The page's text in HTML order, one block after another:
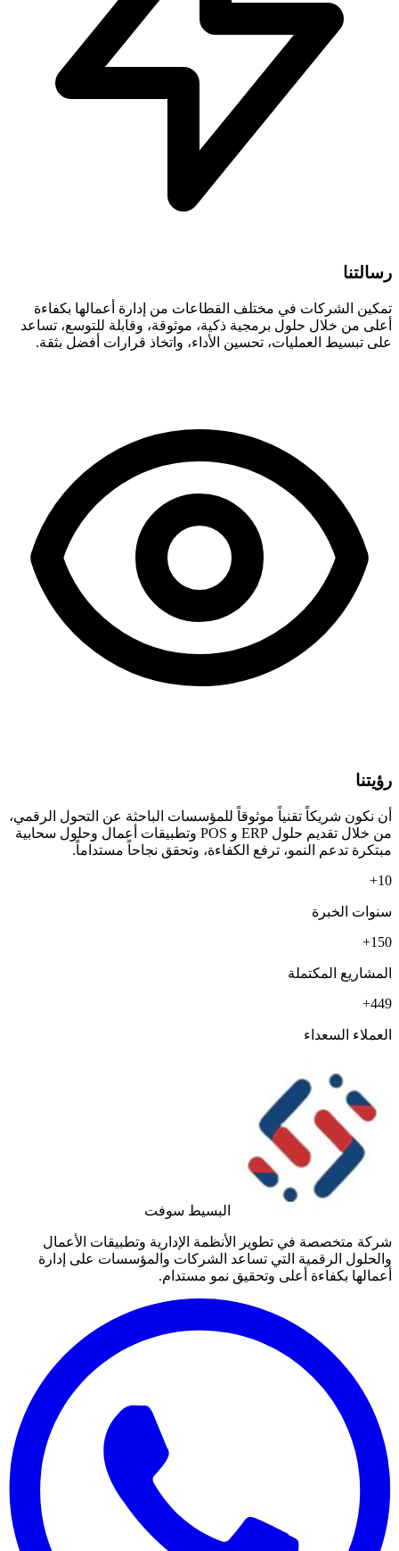
رسالتنا
تمكين الشركات في مختلف القطاعات من إدارة أعمالها بكفاءة
أعلى من خلال حلول برمجية ذكية، موثوقة، وقابلة للتوسع، تساعد
على تبسيط العمليات، تحسين الأداء، واتخاذ قرارات أفضل بثقة.
رؤيتنا
أن نكون شريكاً تقنياً موثوقاً للمؤسسات الباحثة عن التحول الرقمي،
من خلال تقديم حلول ERP و POS وتطبيقات أعمال وحلول سحابية
مبتكرة تدعم النمو، ترفع الكفاءة، وتحقق نجاحاً مستداماً.
10
+
سنوات الخبرة
150
+
المشاريع المكتملة
450
+
العملاء السعداء
البسيط سوفت
شركة متخصصة في تطوير الأنظمة الإدارية وتطبيقات الأعمال
والحلول الرقمية التي تساعد الشركات والمؤسسات على إدارة
أعمالها بكفاءة أعلى وتحقيق نمو مستدام.